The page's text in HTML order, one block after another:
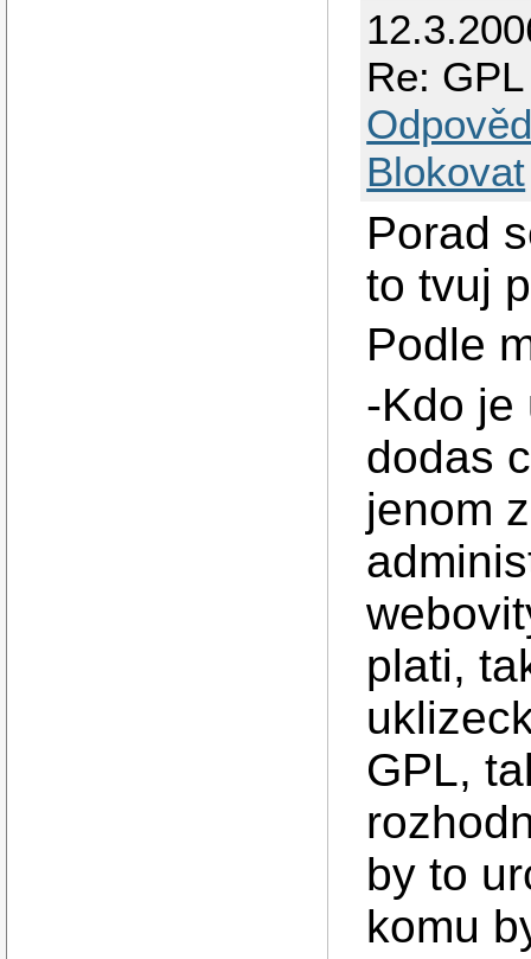
Re:
Blokovat
Porad
to tvuj
Podle
-Kdo je
dodas
jenom
plati,
GPL,
by to
komu